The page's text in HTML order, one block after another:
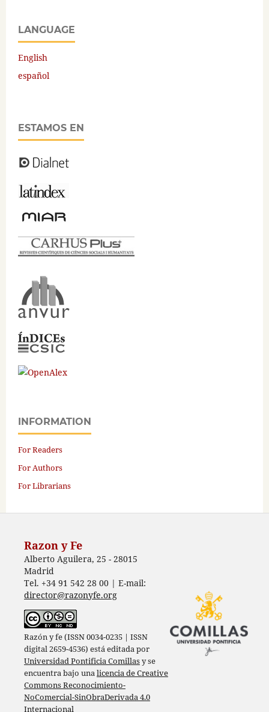
LANGUAGE
English
español
ESTAMOS EN
INFORMATION
For Readers
For Authors
For Librarians
Razon y Fe
Alberto Aguilera, 25 - 28015
Madrid
Tel. +34 91 542 28 00 | E-mail:
director@razonyfe.org
Razón y fe (ISSN 0034-0235 | ISSN
digital 2659-4536) está editada por
Universidad Pontificia Comillasy se
encuentra bajo unalicencia de Creative
Commons Reconocimiento-
NoComercial-SinObraDerivada 4.0
Internacional